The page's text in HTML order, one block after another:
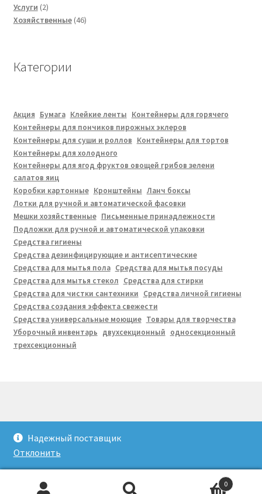
Надежный поставщик
Отклонить
Услуги 22
товара
Хозяйственные 4646
Категории
Акция Бумага Клейкие ленты Контейнеры для горячего
Контейнеры для пончиков пирожных эклеров
Контейнеры для суши и роллов Контейнеры для тортов
Контейнеры для холодного
Контейнеры для ягод фруктов овощей грибов зелени
салатов яиц
Коробки картонные Кронштейны Ланч боксы
Лотки для ручной и автоматической фасовки
Мешки хозяйственные Письменные принадлежности
Подложки для ручной и автоматической упаковки
Средства гигиены
Средства дезинфицирующие и антисептические
Средства для мытья пола Средства для мытья посуды
Средства для мытья стекол Средства для стирки
Средства для чистки сантехники Средства личной гигиены
Средства создания эффекта свежести
Средства универсальные моющие Товары для творчества
Уборочный инвентарь двухсекционный односекционный
трехсекционный
Создано с помощью WooCommerce
0